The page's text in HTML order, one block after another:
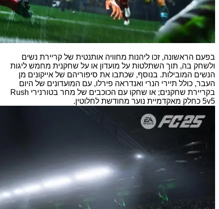
בפעם הראשונה, זכו ליהנות מחוויה אותנטית של קריירת נשים
ולשחק בה, תוך השתלטות על מועדון או על שחקנית מחמש ליגות
הנשים המובילות. בנוסף, שכתבו את סיפוריהם של אייקונים מן
העבר, כולל תיירי הנרי ואנדראה פירלו, עם המועדונים של היום
בקריירת שחקנים; או שחקו עם הכוכבים של מחר בטורנירי Rush
5v5 כחלק מאקדמיית נוער מחודשת לחלוטין.